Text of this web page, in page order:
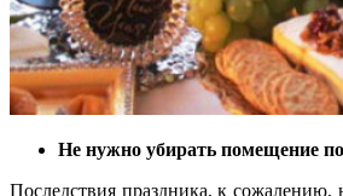
Не нужно убирать помещение
Последствия праздника, к сожалению,